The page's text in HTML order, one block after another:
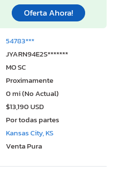
Oferta Ahora!
54783***
JYARN94E2S*******
MO SC
Proximamente
0 mi (No Actual)
$13,190 USD
Por todas partes
Kansas City, KS
Venta Pura